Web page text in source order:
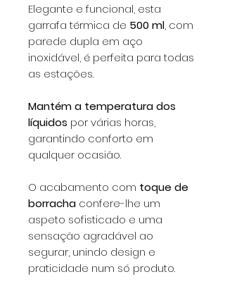
Elegante e funcional, esta
garrafa térmica de 500 ml, com
parede dupla em aço
inoxidável, é perfeita para todas
as estações.
Mantém a temperatura dos
líquidos por várias horas,
garantindo conforto em
qualquer ocasião.
O acabamento com toque de
borracha confere-lhe um
aspeto sofisticado e uma
sensação agradável ao
segurar, unindo design e
praticidade num só produto.